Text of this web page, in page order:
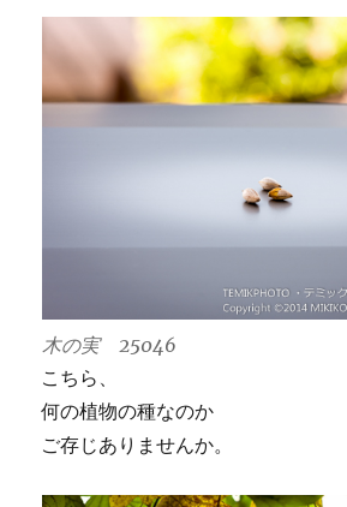
木の実 25046
こちら、
何の植物の種なのか
ご存じありませんか。